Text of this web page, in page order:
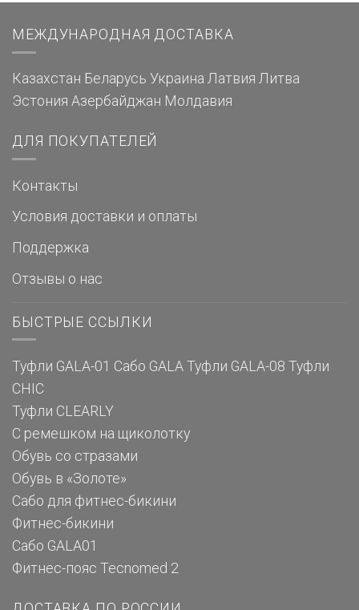
МЕЖДУНАРОДНАЯ ДОСТАВКА
Казахстан Беларусь Украина Латвия Литва
Эстония Азербайджан Молдавия
ДЛЯ ПОКУПАТЕЛЕЙ
Контакты
Условия доставки и оплаты
Поддержка
Отзывы о нас
БЫСТРЫЕ ССЫЛКИ
Туфли GALA-01 Сабо GALA Туфли GALA-08 Туфли
CHIC
Туфли CLEARLY
С ремешком на щиколотку
Обувь со стразами
Обувь в «Золоте»
Сабо для фитнес-бикини
Фитнес-бикини
Сабо GALA01
Фитнес-пояс Tecnomed 2